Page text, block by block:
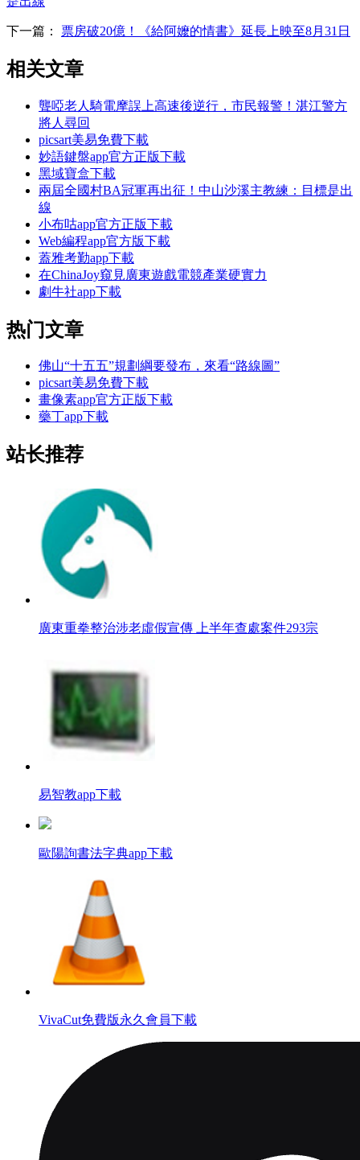
下一篇： 票房破20億！《給阿嬤的情書》延長上映至8月31日
相关文章
聾啞老人騎電摩誤上高速後逆行，市民報警！湛江警方
將人尋回
picsart美易免費下載
妙語鍵盤app官方正版下載
黑域寶盒下載
兩屆全國村BA冠軍再出征！中山沙溪主教練：目標是出
線
小布咕app官方正版下載
Web編程app官方版下載
蓋雅考勤app下載
在ChinaJoy窺見廣東遊戲電競產業硬實力
劇牛社app下載
热门文章
佛山“十五五”規劃綱要發布，來看“路線圖”
picsart美易免費下載
畫像素app官方正版下載
藥丁app下載
站长推荐
廣東重拳整治涉老虛假宣傳 上半年查處案件293宗
易智教app下載
歐陽詢書法字典app下載
VivaCut免費版永久會員下載